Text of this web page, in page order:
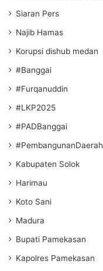
Siaran Pers
Najib Hamas
Korupsi dishub medan
#Banggai
#Furqanuddin
#LKP2025
#PADBanggai
#PembangunanDaerah
Kabupaten Solok
Harimau
Koto Sani
Madura
Bupati Pamekasan
Kapolres Pamekasan